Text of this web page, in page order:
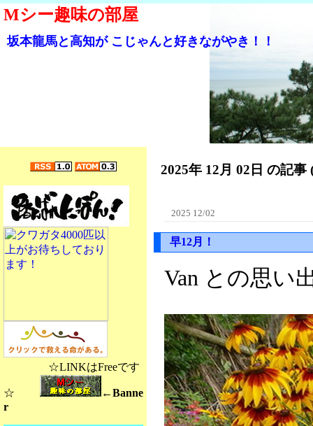
Mシー趣味の部屋
坂本龍馬と高知が こじゃんと好きながやき！！
☆LINKはFreeです
☆
←Banne
r
2025年 12月 02日 の記事
2025 12/02
早12月！
Van との思い